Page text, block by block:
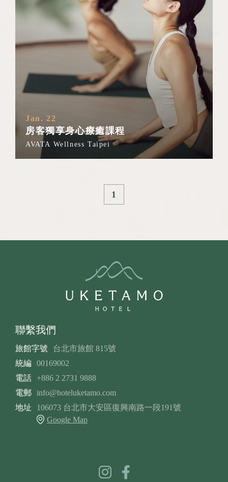
Jan. 22
房客獨享身心療癒課程
AVATA Wellness Taipei
1
聯繫我們
旅館字號
台北市旅館 815號
統編 00169002
電話
+886 2 2731 9888
電郵
info@hoteluketamo.com
地址
106073 台北市大安區復興南路一段191號
Google Map